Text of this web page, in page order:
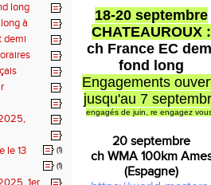
long
à
demi
le 13
(1)
(1)
18-20 septembre
CHATEAUROUX :
ch France EC
fond long
Engagements
jusqu'au 7
engagés de juin, re engagez
20 septembre
ch WMA 100km
(Espagne)